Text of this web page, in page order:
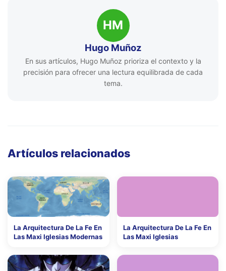
HM
Hugo Muñoz
En sus artículos, Hugo Muñoz prioriza el contexto y la
precisión para ofrecer una lectura equilibrada de cada
tema.
Artículos relacionados
La Arquitectura De La Fe En
Las Maxi Iglesias Modernas
La Arquitectura De La Fe En
Las Maxi Iglesias